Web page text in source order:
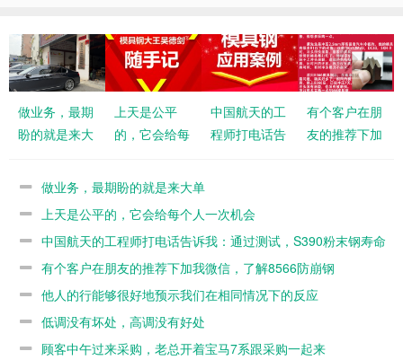
做业务，最期
盼的就是来大
上天是公平
的，它会给每
中国航天的工
程师打电话告
8566
有个客户在朋
友的推荐下加
做业务，最期盼的就是来大单
上天是公平的，它会给每个人一次机会
中国航天的工程师打电话告诉我：通过测试，S390粉末钢寿命
不如8566
有个客户在朋友的推荐下加我微信，了解8566防崩钢
他人的行能够很好地预示我们在相同情况下的反应
低调没有坏处，高调没有好处
顾客中午过来采购，老总开着宝马7系跟采购一起来